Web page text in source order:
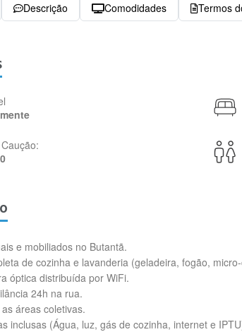
Descrição Comodidades Termos
e mobiliados no Butantã.
de cozinha e lavanderia (geladeira, fogão,
óptica distribuída por WiFi.
24h na rua.
áreas coletivas.
inclusas (Água, luz, gás de cozinha, internet e